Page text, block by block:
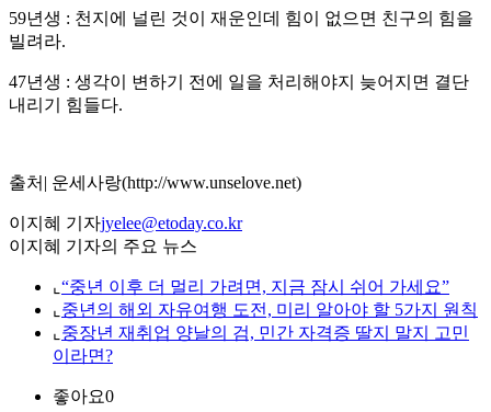
59년생 : 천지에 널린 것이 재운인데 힘이 없으면 친구의 힘을
빌려라.
47년생 : 생각이 변하기 전에 일을 처리해야지 늦어지면 결단
내리기 힘들다.
출처| 운세사랑(http://www.unselove.net)
이지혜 기자jyelee@etoday.co.kr
이지혜 기자의 주요 뉴스
⌞ “중년 이후 더 멀리 가려면, 지금 잠시 쉬어 가세요”
⌞ 중년의 해외 자유여행 도전, 미리 알아야 할 5가지 원칙
⌞ 중장년 재취업 양날의 검, 민간 자격증 딸지 말지 고민
이라면?
좋아요0